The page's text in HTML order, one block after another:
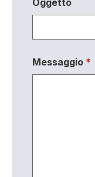
Oggetto
Messaggio *